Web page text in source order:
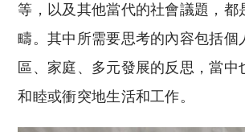
等，以及其他當代的社會議題，都
疇。其中所需要思考的內容包括個
區、家庭、多元發展的反思，當中
和睦或衝突地生活和工作。